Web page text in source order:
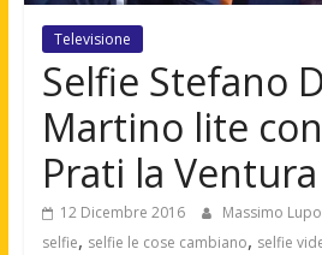
Televisione
Selfie Stefano
Martino lite
Prati la
12 Dicembre 2016 Massimo Lupo
selfie, selfie le cose cambiano, selfie